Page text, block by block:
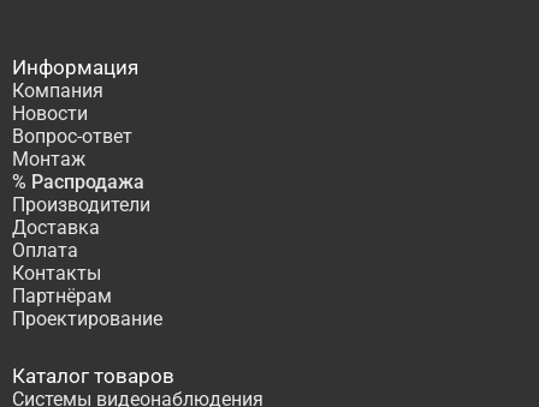
Информация
Компания
Новости
Вопрос-ответ
Монтаж
% Распродажа
Производители
Доставка
Оплата
Контакты
Партнёрам
Проектирование
Каталог товаров
Системы видеонаблюдения